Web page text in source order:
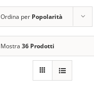
Ordina per Popolarità
Mostra 36 Prodotti